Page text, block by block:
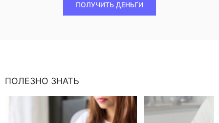
ПОЛУЧИТЬ ДЕНЬГИ
ПОЛЕЗНО ЗНАТЬ